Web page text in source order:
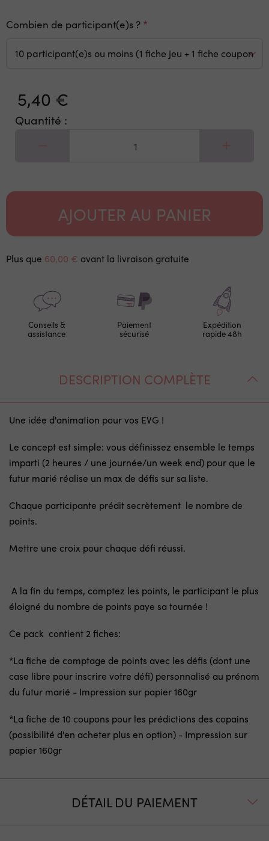
Combien de participant(e)s ?
5,40 €
Quantité :
AJOUTER AU PANIER
Plus que 60,00 € avant la livraison gratuite
Conseils &
assistance
Paiement
sécurisé
Expédition
rapide 48h
DESCRIPTION COMPLÈTE
Une idée d'animation pour vos EVG !
Le concept est simple: vous définissez ensemble le temps
imparti (2 heures / une journée/un week end) pour que le
futur marié réalise un max de défis sur sa liste.
Chaque participante prédit secrètement le nombre de
points.
Mettre une croix pour chaque défi réussi.
A la fin du temps, comptez les points, le participant le plus
éloigné du nombre de points paye sa tournée !
Ce pack contient 2 fiches:
*La fiche de comptage de points avec les défis (dont une
case libre pour inscrire votre défi) personnalisé au prénom
du futur marié - Impression sur papier 160gr
*La fiche de 10 coupons pour les prédictions des copains
(possibilité d'en acheter plus en option) - Impression sur
papier 160gr
DÉTAIL DU PAIEMENT